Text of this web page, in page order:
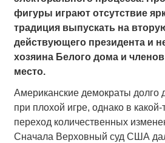
фигуры играют отсутствие
традиция выпускать на
действующего президента и
хозяина Белого дома и
место.
Американские демократы
при плохой игре, однако в
переход количественных
Сначала Верховный суд США